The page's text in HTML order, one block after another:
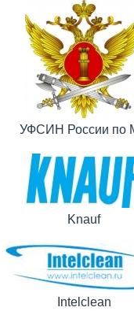
УФСИН России по
Knauf
Intelclean